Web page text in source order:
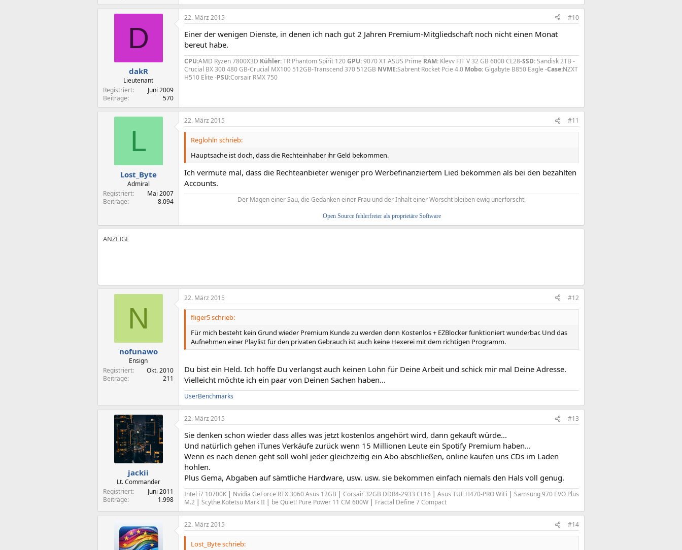
D
dakR
Lieutenant
Registriert
Juni 2009
Beiträge
570
22. März 2015 #10
Einer der wenigen Dienste, in denen ich nach gut 2 Jahren Premium-Mitgliedschaft noch nicht einen Monat
bereut habe.
CPU:AMD Ryzen 7800X3D Kühler:TR Phantom Spirit 120GPU:9070 XT ASUS Prime RAM: Klevv FIT V 32 GB 6000 CL28-SSD:Sandisk 2TB -
Crucial BX 300 480 GB-Crucial MX100 512GB-Transcend 370 512GB NVME:Sabrent Rocket Pcie 4.0 Mobo:Gigabyte B850 Eagle -Case:NZXT
H510 Elite -PSU:Corsair RMX 750
L
Lost_Byte
Admiral
Registriert
Mai 2007
Beiträge
8.094
22. März 2015 #11
Reglohln schrieb:
Hauptsache ist doch, dass die Rechteinhaber ihr Geld bekommen.
Ich vermute mal, dass die Rechteanbieter weniger pro Werbefinanziertem Lied bekommen als bei den bezahlten
Accounts.
Der Magen einer Sau, die Gedanken einer Frau und der Inhalt einer Worscht bleiben ewig unerforscht.
Open Source fehlerfreier als proprietäre Software
N
nofunawo
Ensign
Registriert
Okt. 2010
Beiträge
211
22. März 2015 #12
fliger5 schrieb:
Für mich besteht kein Grund wieder Premium Kunde zu werden denn Kostenlos + EZBlocker funktioniert wunderbar. Und das
Aufnehmen einer Playlist für den privaten Gebrauch ist auch keine Hexerei mit dem richtigen Programm.
Du bist ein Held. Ich hoffe Du verlangst auch keinen Lohn für Deine Arbeit und schick mir mal Deine Adresse.
Vielleicht möchte ich ein paar von Deinen Sachen haben...
UserBenchmarks
jackii
Lt. Commander
Registriert
Juni 2011
Beiträge
1.998
22. März 2015 #13
Sie denken schon wieder dass alles was jetzt kostenlos angehört wird, dann gekauft würde...
Und natürlich gehen iTunes Verkäufe zurück wenn 15 Millionen Leute ein Spotify Premium haben...
Wenn es nach denen geht soll wohl jeder gleichzeitig ein Abo abschließen, online kaufen uns CDs im Laden
hohlen.
Plus Gema, Abgaben auf sämtliche Hardware, usw. usw. sie bekommen einfach niemals den Hals voll genug.
Intel i7 10700K | Nvidia GeForce RTX 3060 Asus 12GB | Corsair 32GB DDR4-2933 CL16 | Asus TUF H470-PRO WiFi | Samsung 970 EVO Plus
M.2 | Scythe Kotetsu Mark II | be Quiet! Pure Power 11 CM 600W | Fractal Define 7 Compact
22. März 2015 #14
Lost_Byte schrieb: